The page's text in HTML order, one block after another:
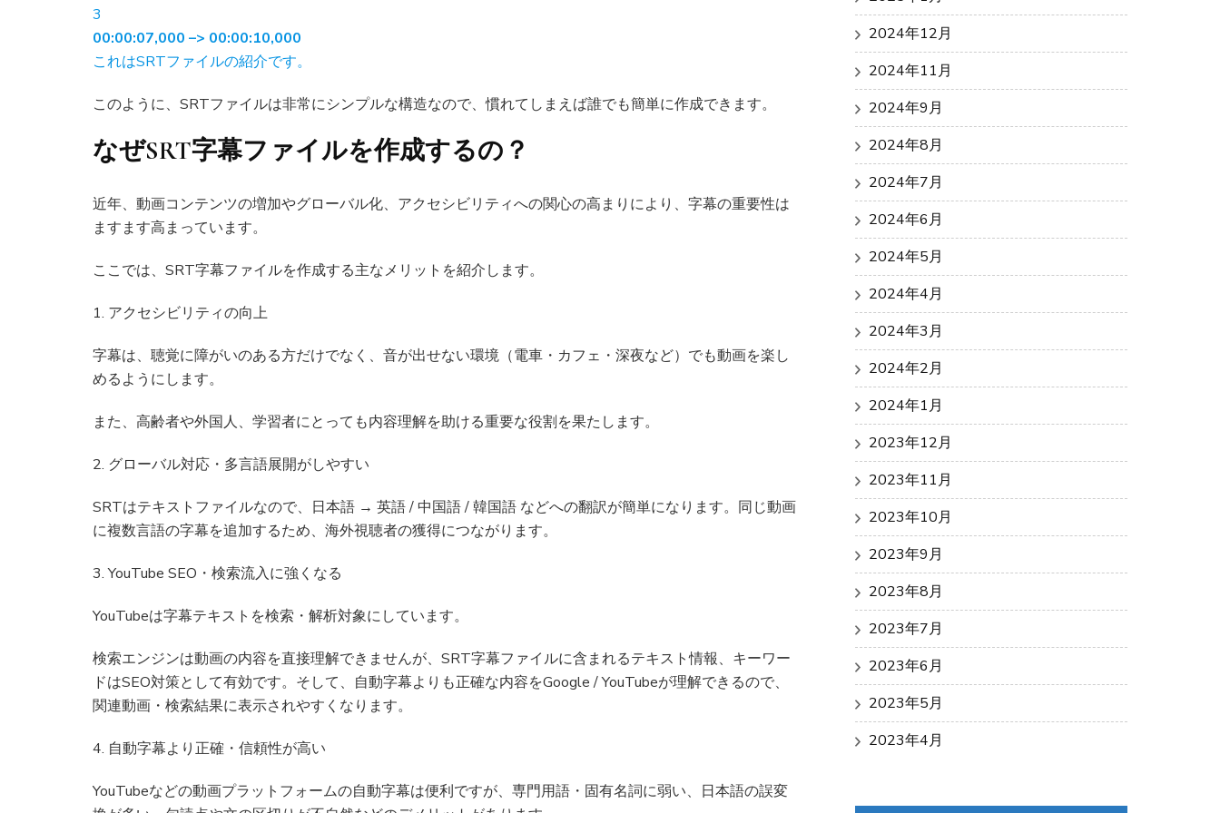
3
00:00:07,000 –> 00:00:10,000
これはSRTファイルの紹介です。
このように、SRTファイルは非常にシンプルな構造なので、慣れてしまえば誰でも簡単に作成できます。
なぜSRT字幕ファイルを作成するの？
近年、動画コンテンツの増加やグローバル化、アクセシビリティへの関心の高まりにより、字幕の重要性は
ますます高まっています。
ここでは、SRT字幕ファイルを作成する主なメリットを紹介します。
1. アクセシビリティの向上
字幕は、聴覚に障がいのある方だけでなく、音が出せない環境（電車・カフェ・深夜など）でも動画を楽し
めるようにします。
また、高齢者や外国人、学習者にとっても内容理解を助ける重要な役割を果たします。
2. グローバル対応・多言語展開がしやすい
SRTはテキストファイルなので、日本語 → 英語 / 中国語 / 韓国語 などへの翻訳が簡単になります。同じ動画
に複数言語の字幕を追加するため、海外視聴者の獲得につながります。
3. YouTube SEO・検索流入に強くなる
YouTubeは字幕テキストを検索・解析対象にしています。
検索エンジンは動画の内容を直接理解できませんが、SRT字幕ファイルに含まれるテキスト情報、キーワー
ドはSEO対策として有効です。そして、自動字幕よりも正確な内容をGoogle / YouTubeが理解できるので、
関連動画・検索結果に表示されやすくなります。
4. 自動字幕より正確・信頼性が高い
YouTubeなどの動画プラットフォームの自動字幕は便利ですが、専門用語・固有名詞に弱い、日本語の誤変
2024年12月
2024年11月
2024年9月
2024年8月
2024年7月
2024年6月
2024年5月
2024年4月
2024年3月
2024年2月
2024年1月
2023年12月
2023年11月
2023年10月
2023年9月
2023年8月
2023年7月
2023年6月
2023年5月
2023年4月